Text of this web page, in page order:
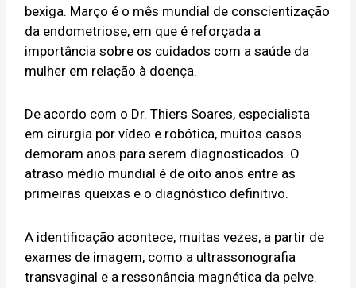
bexiga. Março é o mês mundial de conscientização
da endometriose, em que é reforçada a
importância sobre os cuidados com a saúde da
mulher em relação à doença.
De acordo com o Dr. Thiers Soares, especialista
em cirurgia por vídeo e robótica, muitos casos
demoram anos para serem diagnosticados. O
atraso médio mundial é de oito anos entre as
primeiras queixas e o diagnóstico definitivo.
A identificação acontece, muitas vezes, a partir de
exames de imagem, como a ultrassonografia
transvaginal e a ressonância magnética da pelve.